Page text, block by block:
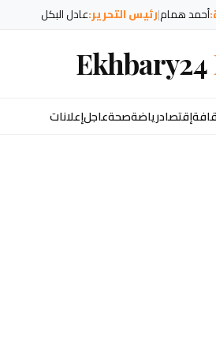
أحمد همام|رئيس التحرير:عادل البكل
Ekhbary24
إقتصادرياضةصحةعاجلإعلانات